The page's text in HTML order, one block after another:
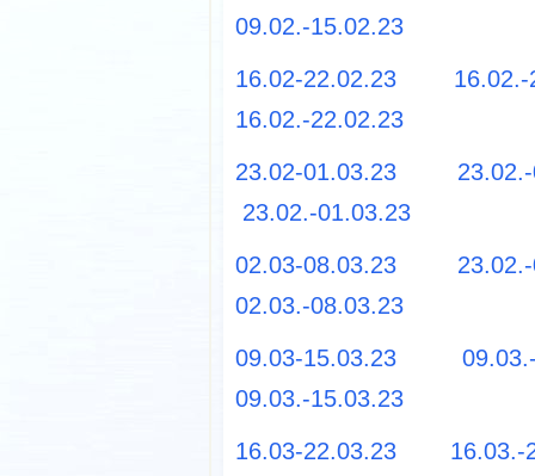
09.02.-15.02.23
16.02-22.02.23
16.02.-22.02.23
23.02-01.03.23
23.02.-01.03.23
02.03-08.03.23
02.03.-08.03.23
09.03-15.03.23
09.03.-15.03.23
16.03-22.03.23
16.03.-